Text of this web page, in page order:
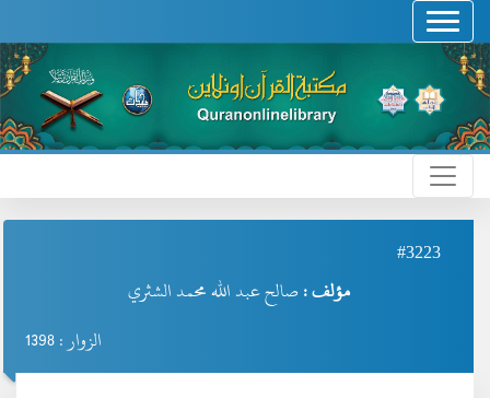
#3223
مؤلف : صالح عبد الله محمد الشثري
الزوار : 1398